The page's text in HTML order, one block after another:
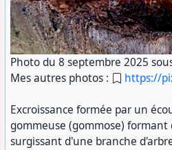
Photo du 8 septembre 2025
Mes autres photos :
https://
Excroissance formée par un
gommeuse (gommose)
surgissant d'une branche